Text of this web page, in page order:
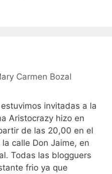
Carmen Bozal
invitadas a la
Aristocrazy hizo en
de las 20,00 en el
calle Don Jaime, en
Todas las blogguers
frio ya que